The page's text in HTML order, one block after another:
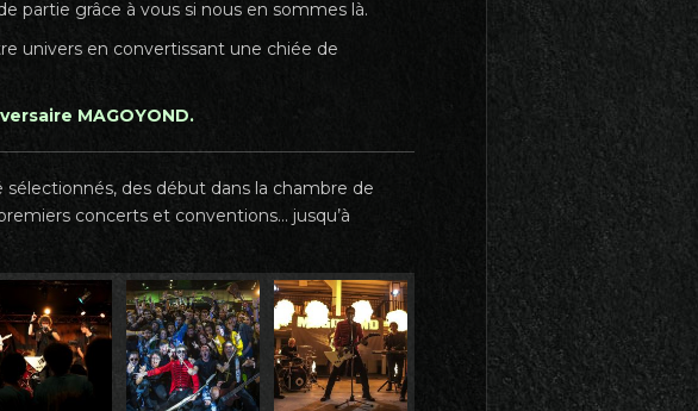
partie grâce à vous si nous en sommes là.
univers en convertissant une chiée de
MAGOYOND.
des début dans la chambre de
concerts et conventions… jusqu’à